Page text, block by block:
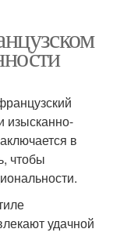
изысканно-
в
чтобы
удачной